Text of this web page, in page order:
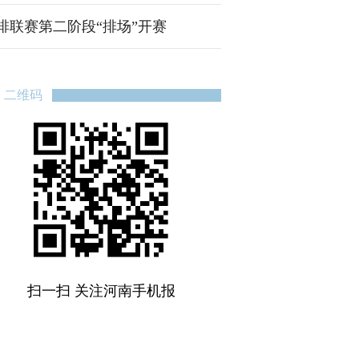
联赛第二阶段“排场”开赛
二维码
扫一扫 关注河南手机报